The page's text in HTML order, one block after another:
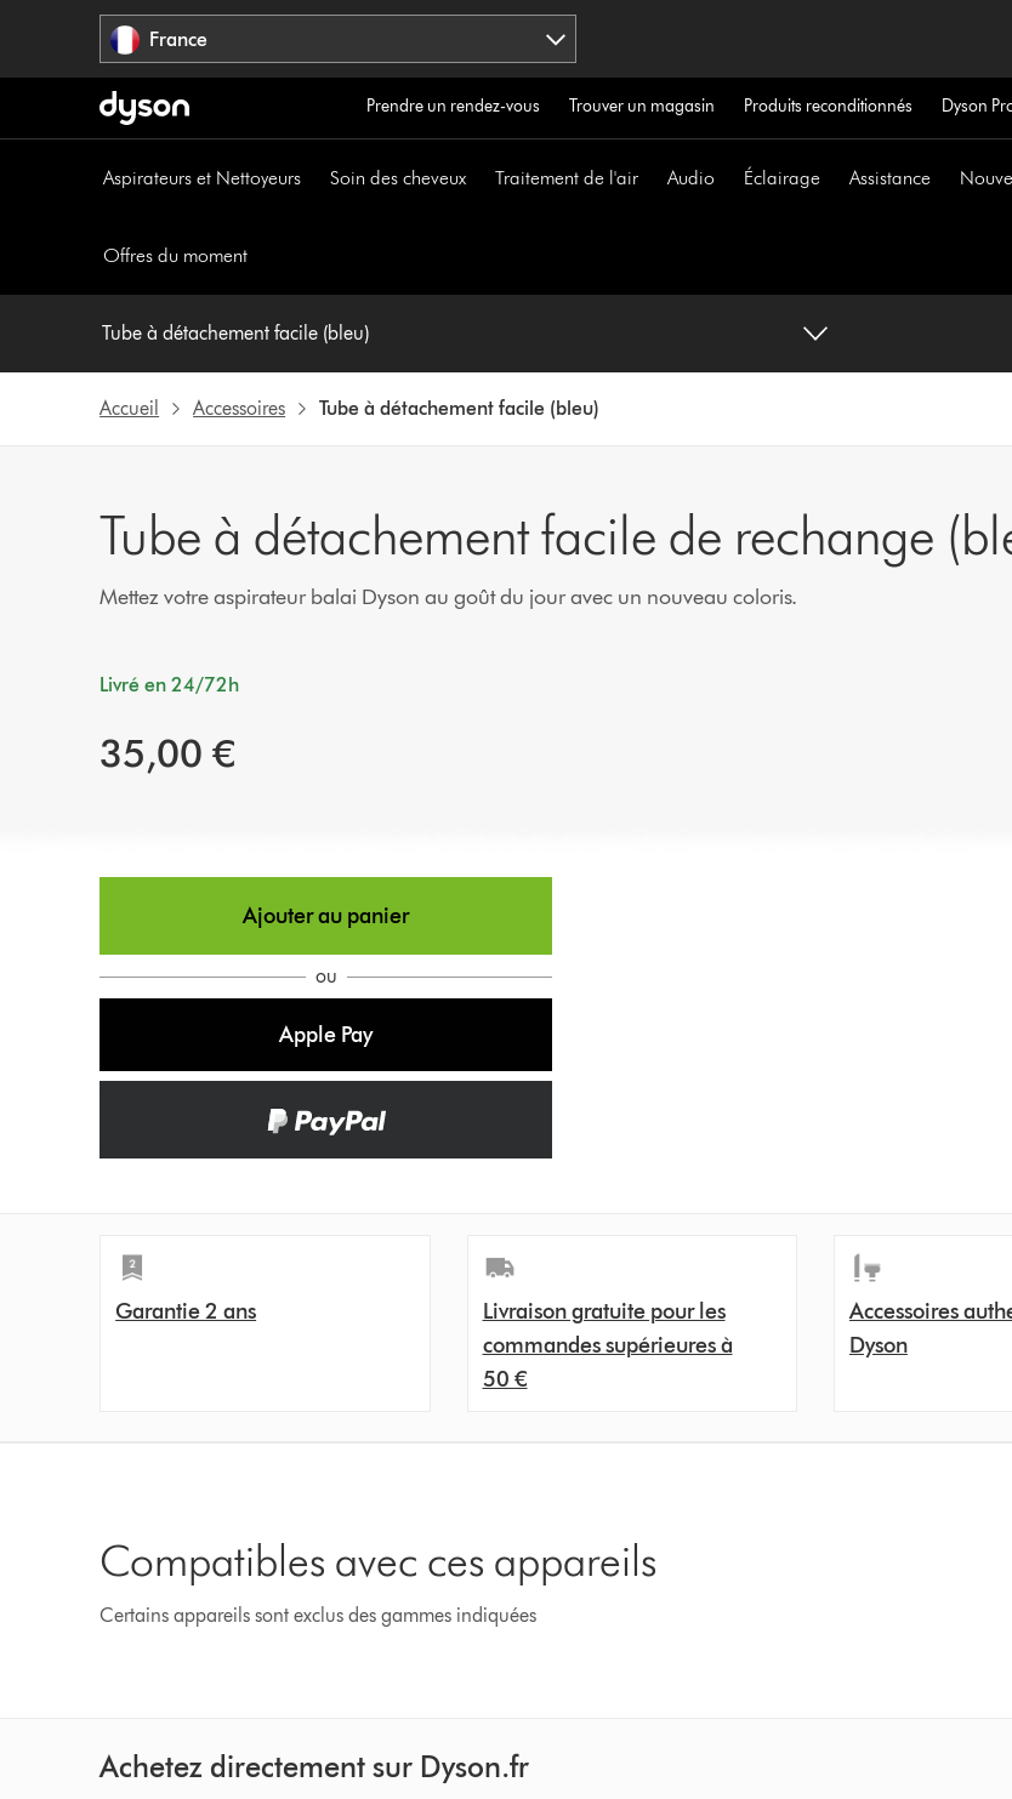
France
Prendre un rendez-vous Trouver un magasin Produits reconditionnés Dyson
Aspirateurs et Nettoyeurs Soin des cheveux Traitement de l'air Audio Éclairage Assistance
Offres du moment
Tube à détachement facile (bleu)
Accueil Accessoires Tube à détachement facile (bleu)
Tube à détachement facile de rechange
Mettez votre aspirateur balai Dyson au goût du jour avec un nouveau coloris.
Livré en 24/72h
35,00 €
Ajouter au panier
ou
Apple Pay
Garantie 2 ans
Livraison gratuite pour les
commandes supérieures à
50 €
Accessoires
Dyson
Compatibles avec ces appareils
Certains appareils sont exclus des gammes indiquées
Achetez directement sur Dyson.fr